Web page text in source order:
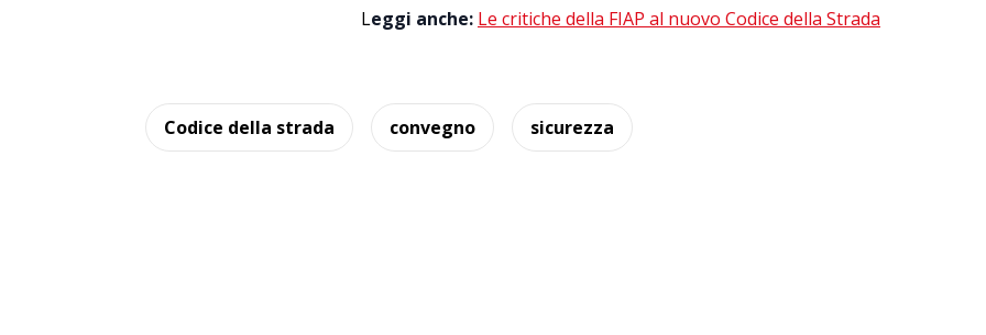
Leggi anche: Le critiche della FIAP al nuovo Codice della Strada
Codice della strada convegno sicurezza